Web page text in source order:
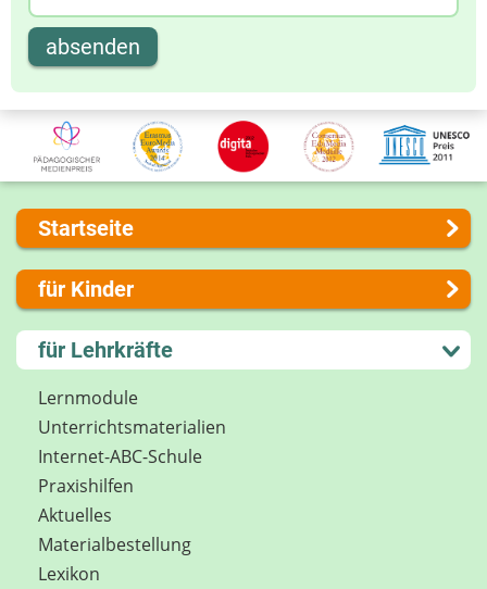
absenden
Startseite
Über uns
Presse
Kontakt
Impressum
Internet-ABC Sitemap
Barrierefreiheit
Länderprojekte
für Kinder
Lernen und Schule
Hobby und Freizeit
Spiel und Spaß
Mitreden und Mitmachen
Lexikon
Datenschutz
Newsletter
für Lehrkräfte
Lernmodule
Unterrichts­materialien
Internet-ABC-Schule
Praxishilfen
Aktuelles
Materialbestellung
Lexikon